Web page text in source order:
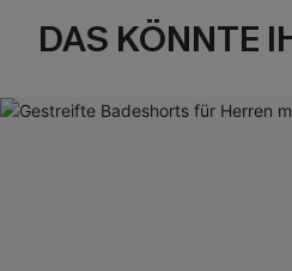
DAS KÖNNTE